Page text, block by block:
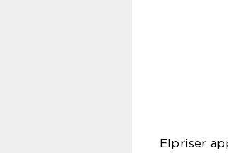
Elpriser